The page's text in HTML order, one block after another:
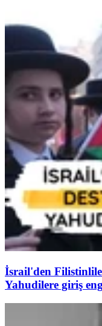
İsrail'den
Yahudilere giriş